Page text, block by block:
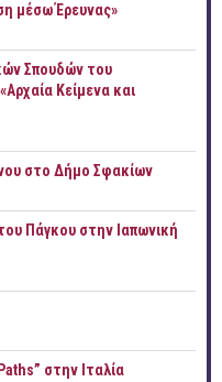
μέσω Έρευνας»
Σπουδών του
Κείμενα και
στο Δήμο Σφακίων
Πάγκου στην Ιαπωνική
στην Ιταλία